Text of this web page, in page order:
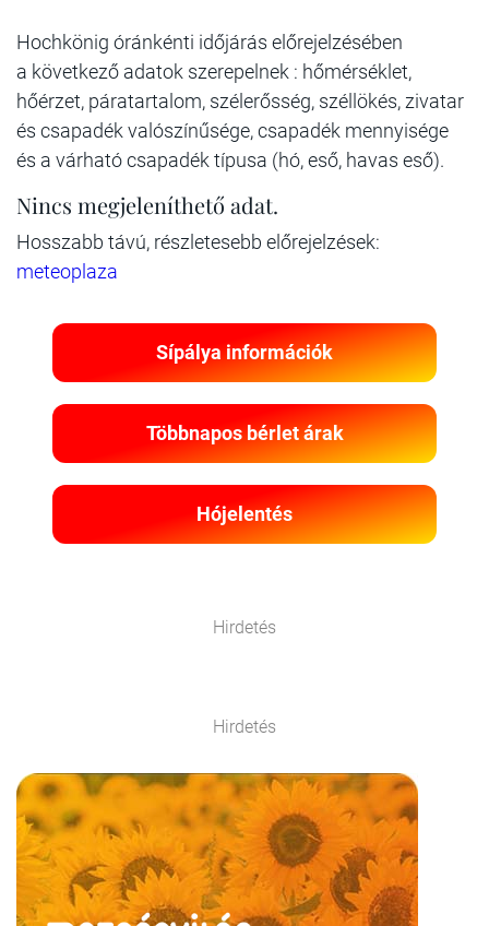
Hochkönig óránkénti időjárás előrejelzésében
a következő adatok szerepelnek : hőmérséklet,
hőérzet, páratartalom, szélerősség, széllökés, zivatar
és csapadék valószínűsége, csapadék mennyisége
és a várható csapadék típusa (hó, eső, havas eső).
Nincs megjeleníthető adat.
Hosszabb távú, részletesebb előrejelzések:
meteoplaza
Sípálya információk
Többnapos bérlet árak
Hójelentés
Hirdetés
Hirdetés